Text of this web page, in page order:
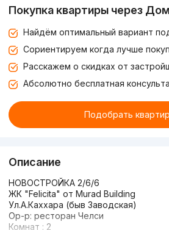
Покупка квартиры через
Найдём оптимальный вариант
Сориентируем когда лучше
Расскажем о скидках от
Абсолютно бесплатная
Подобрать
Описание
НОВОСТРОЙКА 2/6/6
ЖК "Felicita" от Murad Building
Ул.А.Каххара (быв Заводская)
Ор-р: ресторан Челси
Комнат : 2